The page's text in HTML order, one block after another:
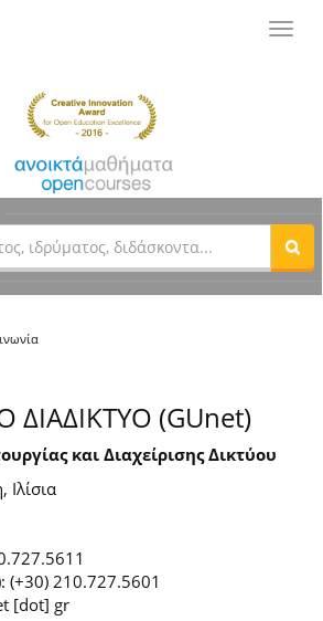
(GUnet)
και Διαχείρισης Δικτύου
(+30) 210.727.5601
[dot] gr